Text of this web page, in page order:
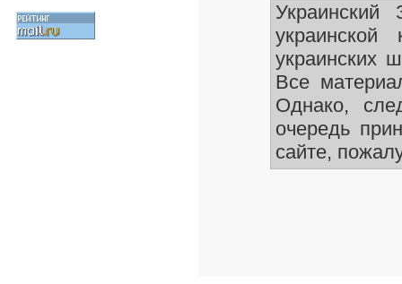
украинских
Все
Однако,
очередь
сайте,